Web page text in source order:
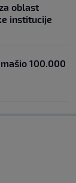
oblast
institucije
100.000